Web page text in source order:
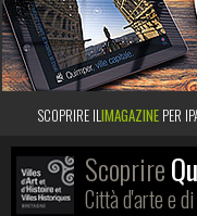
SCOPRIRE ILIMAGAZINEPER
Scoprire
Città d'arte e